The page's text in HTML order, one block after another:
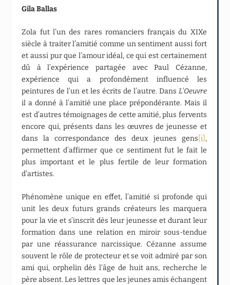
Gila Ballas
Zola fut l’un des rares romanciers français du XIXe
siècle à traiter l’amitié comme un sentiment aussi fort
et aussi pur que l’amour idéal, ce qui est certainement
dû à l’expérience partagée avec Paul Cézanne,
expérience qui a profondément influencé les
peintures de l’un et les écrits de l’autre. Dans L’Oeuvre
il a donné à l’amitié une place prépondérante. Mais il
est d’autres témoignages de cette amitié, plus fervents
encore qui, présents dans les œuvres de jeunesse et
dans la correspondance des deux jeunes gens [i] ,
permettent d’affirmer que ce sentiment fut le fait le
plus important et le plus fertile de leur formation
d’artistes.
Phénomène unique en effet, l’amitié si profonde qui
unit les deux futurs grands créateurs les marquera
pour la vie et s’inscrit dès leur jeunesse et durant leur
formation dans une relation en miroir sous-tendue
par une réassurance narcissique. Cézanne assume
souvent le rôle de protecteur et se voit admiré par son
ami qui, orphelin dès l’âge de huit ans, recherche le
père absent. Les lettres que les jeunes amis échangent